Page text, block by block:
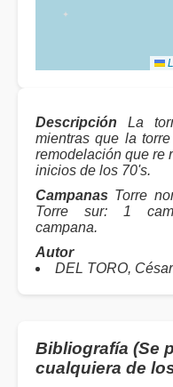
Descripción La
mientras que la
remodelación que re
inicios de los 70's.
Campanas Torre
Torre sur: 1
campana.
Autor
DEL TORO,
Bibliografía (Se
cualquiera de